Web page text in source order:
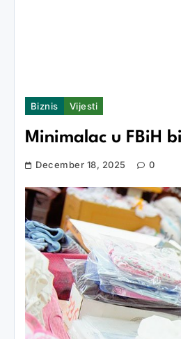
Biznis Vijesti
Minimalac u FBiH
December 18, 2025 0